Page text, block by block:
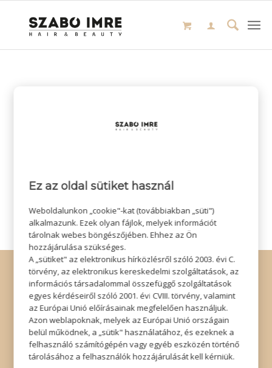
© Copyright - Szabó Imre Hair & Beauty
Impresszum
| Adatkezelési tájékoztató |Elállás
Ez az oldal sütiket használ
Weboldalunkon „cookie"-kat (továbbiakban „süti")
alkalmazunk. Ezek olyan fájlok, melyek információt
tárolnak webes böngészőjében. Ehhez az Ön
hozzájárulása szükséges.
A „sütiket" az elektronikus hírközlésről szóló 2003. évi C.
törvény, az elektronikus kereskedelmi szolgáltatások, az
információs társadalommal összefüggő szolgáltatások
egyes kérdéseiről szóló 2001. évi CVIII. törvény, valamint
az Európai Unió előírásainak megfelelően használjuk.
Azon weblapoknak, melyek az Európai Unió országain
belül működnek, a „sütik" használatához, és ezeknek a
felhasználó számítógépén vagy egyéb eszközén történő
tárolásához a felhasználók hozzájárulását kell kérniük.